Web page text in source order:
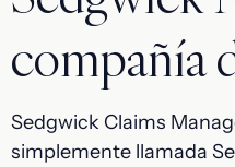
compañía
Sedgwick Claims
simplemente llamada